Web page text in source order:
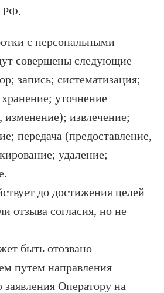
РФ.
с персональными
совершены следующие
запись; систематизация;
уточнение
изменение); извлечение;
передача (предоставление,
удаление;
до достижения целей
отзыва согласия, но не
быть отозвано
путем направления
Оператору на